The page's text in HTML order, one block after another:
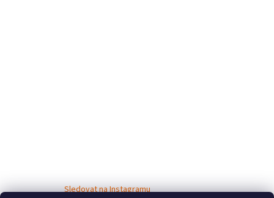
Sledovat na Instagramu